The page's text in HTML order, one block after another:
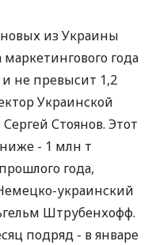
из Украины
года
и не превысит 1,2
Украинской
Стоянов. Этот
- 1 млн т
года,
украинский
Штрубенхофф.
подряд - в январе